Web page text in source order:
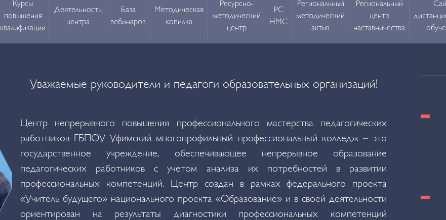
Курсы
повышения
квалификации
Деятельность
центра
База
вебинаров
Методическая
копилка
Ресурсно-
методический
центр
РС
НМС
Региональный
методический
актив
Региональный
центр
наставничества
Уважаемые руководители и педагоги образовательных организаций!
Центр непрерывного повышения профессионального мастерства педагогических
работников ГБПОУ Уфимский многопрофильный профессиональный колледж – это
государственное учреждение, обеспечивающее непрерывное образование
педагогических работников с учетом анализа их потребностей в развитии
профессиональных компетенций. Центр создан в рамках федерального проекта
«Учитель будущего» национального проекта «Образование» и в своей деятельности
ориентирован на результаты диагностики профессиональных компетенций